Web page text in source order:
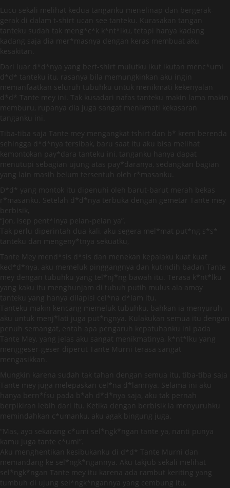
Lucu sekali melihat kedua tanganku menelinap dan bergerak-
gerak di dalam t-shirt ucan see tanteku. Kurasakan tangan
tanteku sudah tak meng*c*k k*nt*lku, tetapi hanya kadang
kadang saja dia mer*masnya dengan keras membuat aku
kesakitan.
Dari luar d*d*nya yang bert-shirt mulutku ikut ikutan menc*umi
d*d* tanteku itu, rasanya bila memungkinkan aku ingin
memanfaatkan seluruh tubuhku untuk menikmati kekenyalan
d*d* Tante mey ini. Tak kusadari nafas tanteku makin lama makin
memburu, rupanya dia juga sangat menikmati kekasaran
tanganku ini.
Tiba-tiba saja Tante mey mengangkat tshirt dan b* krem berenda
sehingga d*d*nya tersibak, baru saat itu aku bisa melihat
kemontokan pay*dara tanteku ini, tanganku hanya dapat
menutupi sebagian ujung atas pay*daranya, sedangkan bagian
yang lain masih belum tersentuh oleh r*masanku.
D*d* yang montok itu dipenuhi oleh barut-barut merah bekas
r*masanku. Setelah d*d*nya terbuka dengan gemetar Tante mey
berbisik,
“jon, isep pent*lnya pelan-pelan ya”.
Tak perlu diperintah dua kali, aku segera mel*mat put*ng s*s*
tanteku dan mengeny*tnya sekuatku,
Tante Mey mend*sis d*sis dan menekan kepalaku kuat kuat
ked*d*nya, aku memeluk pinggangnya dan kutindih badan Tante
mey dengan tubuhku yang tel*nj*ng bawah itu. Terasa k*nt*lku
yang kaku itu menghunjam di tubuh putih mulus ala amoy
tanteku yang hanya dilapisi cel*na d*lam itu.
Tanteku makin kencang memeluk tubuhku, bahkan ia menyuruh
aku untuk menj*lati juga put*ngnya. Kulakukan semua itu dengan
penuh semangat, entah apa pengaruh kepatuhanku ini pada
Tante Mey, yang jelas aku sangat menikmatinya, k*nt*lku yang
menggeser-geser diperut Tante Murni terasa sangat
mengasikkan.
Mungkin karena sudah tak tahan dengan semua itu, tiba-tiba saja
Tante mey juga melepaskan cel*na d*lamnya. Selama ini aku
hanya bern*fsu pada b*ah d*d*nya saja, aku tak pernah
berpikiran lebih dari itu. Ketika dengan berbisik ia menyuruhku
memindahkan c*umanku, aku agak bingung juga.
“Mas, ayo sekarang c*umi sel*ngk*ngan tante ya, nanti punya
kamu juga tante c*umi”.
Aku menghentikan kesibukanku di d*d* Tante Murni dan
memandang ke sel*ngk*ngannya. Aku takjub sekali melihat
sel*ngk*ngan Tante mey itu karena ada rambut keriting yang
tumbuh di ujung sel*ngk*ngannya yang cembung itu,